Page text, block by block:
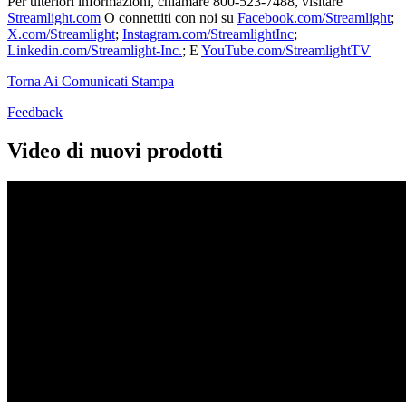
Streamlight.com O connettiti con noi su Facebook.com/Streamlight;
X.com/Streamlight; Instagram.com/StreamlightInc;
Linkedin.com/Streamlight-Inc.; E YouTube.com/StreamlightTV
Torna Ai Comunicati Stampa
Feedback
Video di nuovi prodotti